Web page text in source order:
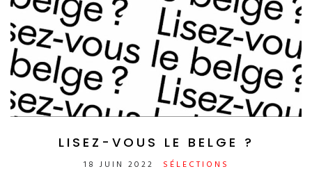
LISEZ-VOUS LE BELGE ?
18 JUIN 2022 SÉLECTIONS